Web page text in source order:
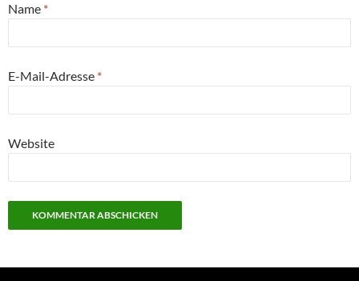
Name *
E-Mail-Adresse *
Website